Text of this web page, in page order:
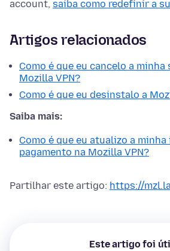
account, saiba como redefinir a
Artigos relacionados
Como é que eu cancelo a
Mozilla VPN?
Como é que eu desinstalo a
Saiba mais:
Como é que eu atualizo a
pagamento na Mozilla VPN?
Partilhar este artigo: https://
Este artigo foi